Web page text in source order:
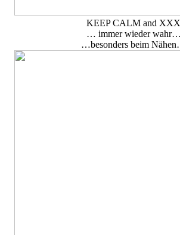
KEEP CALM and XXX
… immer wieder wahr…
…besonders beim